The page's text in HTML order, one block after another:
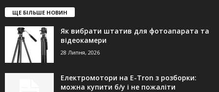
ЩЕ БІЛЬШЕ НОВИН
Як вибрати штатив для фотоапарата та
відеокамери
28 Липня, 2026
Електромотори на E-Tron з розборки:
можна купити б/у і не пожаліти